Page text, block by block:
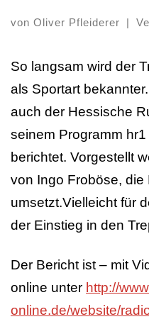
von Oliver Pfleiderer
So langsam wird der
als Sportart
auch der Hessische
seinem Programm
berichtet. Vorgestellt
von Ingo Froböse, die
umsetzt.Vielleicht für
der Einstieg in den
Der Bericht ist – mit
online unter http://
online.de/website/